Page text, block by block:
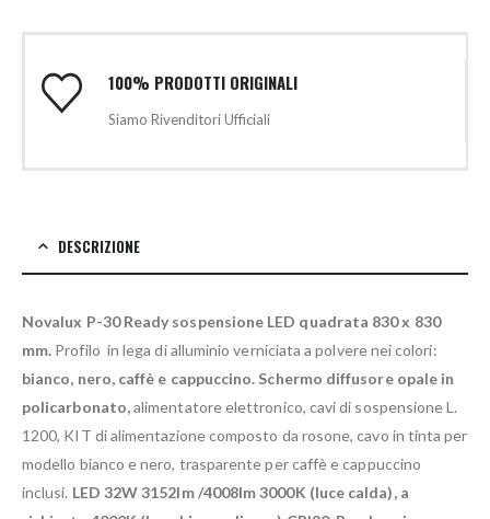
100% PRODOTTI ORIGINALI
Siamo Rivenditori Ufficiali
DESCRIZIONE
Novalux P-30 Ready sospensione LED quadrata 830 x 830
mm. Profilo in lega di alluminio verniciata a polvere nei colori:
bianco, nero, caffè e cappuccino. Schermo diffusore opale in
policarbonato,alimentatore elettronico, cavi di sospensione L.
1200, KIT di alimentazione composto da rosone, cavo in tinta per
modello bianco e nero, trasparente per caffè e cappuccino
inclusi. LED 32W 3152lm /4008lm 3000K (luce calda), a